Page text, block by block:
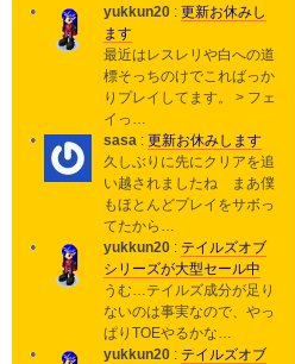
yukkun20 : 更新お休みし
ます
最近はレスレリや白への道
標そっちのけでこればっか
りプレイしてます。 > フェ
イっ…
sasa : 更新お休みします
久しぶりに先にクリアを追
い越されましたね まあ僕
もほとんどプレイをサボっ
てたから…
yukkun20 : テイルズオブ
シリーズが大型セール中
うむ…テイルズ成分が足り
ないのは事実なので、やっ
ぱりTOEやるかな…
yukkun20 : テイルズオブ